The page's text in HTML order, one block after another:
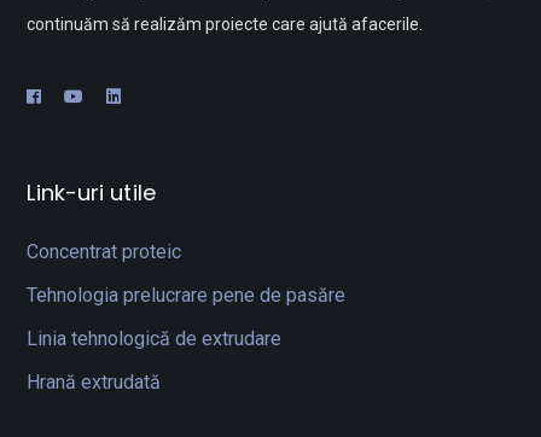
continuăm să realizăm proiecte care ajută afacerile.
Link-uri utile
Concentrat proteic
Tehnologia prelucrare pene de pasăre
Linia tehnologică de extrudare
Hrană extrudată